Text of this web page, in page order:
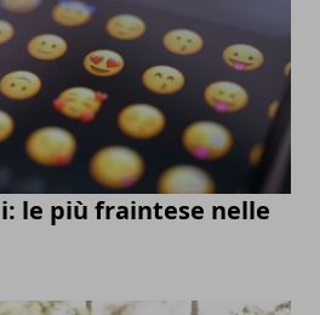
le più fraintese nelle